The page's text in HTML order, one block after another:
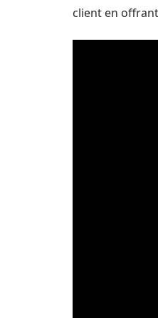
client en